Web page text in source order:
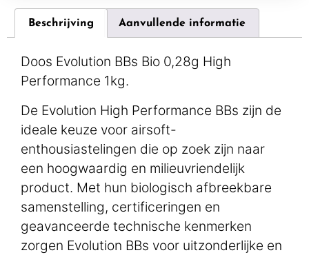
Beschrijving Aanvullende informatie
Doos Evolution BBs Bio 0,28g High
Performance 1kg.
De Evolution High Performance BBs zijn de
ideale keuze voor airsoft-
enthousiastelingen die op zoek zijn naar
een hoogwaardig en milieuvriendelijk
product. Met hun biologisch afbreekbare
samenstelling, certificeringen en
geavanceerde technische kenmerken
zorgen Evolution BBs voor uitzonderlijke en